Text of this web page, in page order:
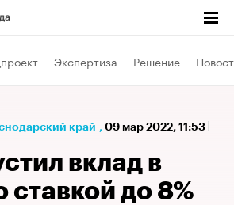
Экспертиза Решение
край , 09 мар 2022, 11:53
вклад в
ставкой до 8%